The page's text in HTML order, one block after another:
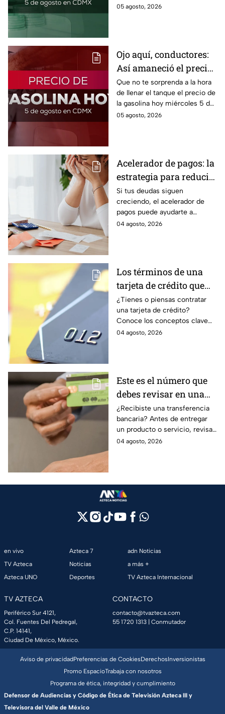
consulta el precio del dólar
05 agosto, 2026
Ojo aquí, conductores:
Así amaneció el precio
de la gasolina HOY
Que no te sorprenda a la hora
de llenar el tanque el precio de
la gasolina hoy miércoles 5 de
agosto 2026; aquí te dejamos
05 agosto, 2026
Acelerador de pagos: la
estrategia para reducir
tus deudas más rápido
y recuperar el control
de tus finanzas
Si tus deudas siguen
creciendo, el acelerador de
pagos puede ayudarte a
ordenar tus finanzas, priorizar
04 agosto, 2026
Los términos de una
tarjeta de crédito que
debes entender para
evitar deudas
¿Tienes o piensas contratar
una tarjeta de crédito?
Conoce los conceptos clave
como CAT, fecha de corte,
04 agosto, 2026
Este es el número que
debes revisar en una
transferencia bancaria
para evitar fraudes
¿Recibiste una transferencia
bancaria? Antes de entregar
un producto o servicio, revisa
este número clave para
04 agosto, 2026
en vivo
TV Azteca
Azteca UNO
Azteca 7
Noticias
Deportes
adn Noticias
a más +
TV Azteca Internacional
TV AZTECA
Periférico Sur 4121,
Col. Fuentes Del Pedregal,
C.P. 14141,
Ciudad De México, México.
CONTACTO
contacto@tvazteca.com
55 1720 1313 | Conmutador
Aviso de privacidadPreferencias de CookiesDerechosInversionistas
Promo EspacioTrabaja con nosotros
Programa de ética, integridad y cumplimiento
Defensor de Audiencias y Código de Ética de Televisión Azteca III y
Televisora del Valle de México